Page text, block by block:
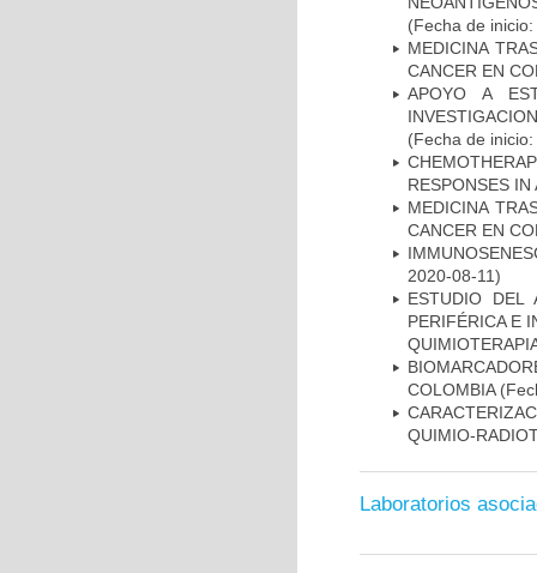
(Fecha de
MEDICINA
CANCER EN
APOYO A
(Fecha de
RESPONSES IN
MEDICINA
CANCER EN
2020-08-11)
ESTUDIO DEL
PERIFÉRICA E
COLOMBIA
QUIMIO-
Laboratorios